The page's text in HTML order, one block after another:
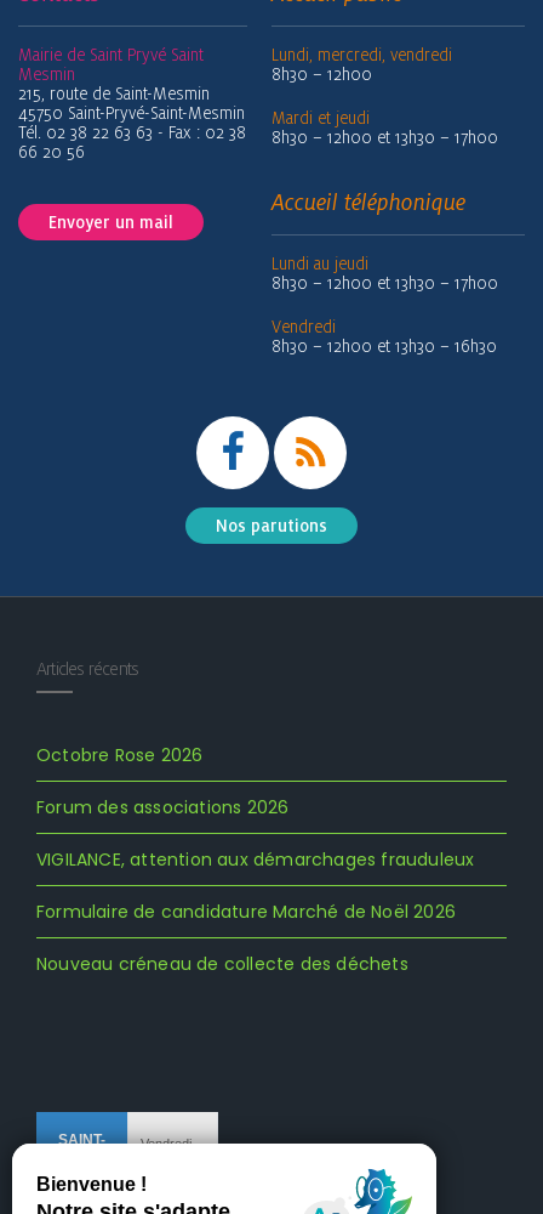
Mairie de Saint Pryvé Saint
Mesmin
215, route de Saint-Mesmin
45750 Saint-Pryvé-Saint-Mesmin
Tél. 02 38 22 63 63 - Fax : 02 38
66 20 56
Envoyer un mail
Lundi, mercredi, vendredi
8h30 – 12h00
Mardi et jeudi
8h30 – 12h00 et 13h30 – 17h00
Accueil téléphonique
Lundi au jeudi
8h30 – 12h00 et 13h30 – 17h00
Vendredi
8h30 – 12h00 et 13h30 – 16h30
Nos parutions
Articles récents
Octobre Rose 2026
Forum des associations 2026
VIGILANCE, attention aux démarchages frauduleux
Formulaire de candidature Marché de Noël 2026
Nouveau créneau de collecte des déchets